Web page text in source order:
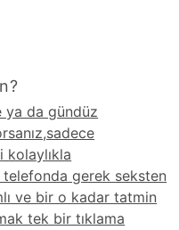
ya da gündüz
kolaylıkla
telefonda gerek seksten
ve bir o kadar tatmin
tek bir tıklama